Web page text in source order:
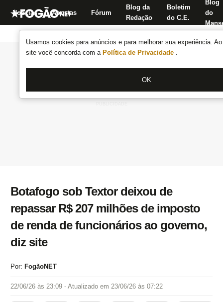
Usamos cookies para anúncios e para melhorar sua experiência.
site você concorda com a Política de Privacidade .
OK
Notícias Apostas Fórum
Blog da
Redação
Boletim
do C.E.
Blog
do
Botafogo sob Textor deixou de
repassar R$ 207 milhões de imposto
de renda de funcionários ao governo,
diz site
Por: FogãoNET
22/06/26 às 23:09 - Atualizado em 23/06/26 às 07:22